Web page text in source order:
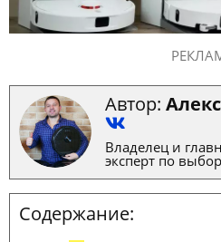
Автор:
Владелец и
эксперт по
Содержание: